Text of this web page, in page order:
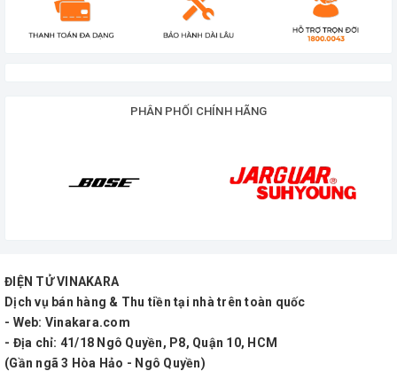
PHÂN PHỐI CHÍNH HÃNG
ĐIỆN TỬ VINAKARA
Dịch vụ bán hàng & Thu tiền tại nhà trên toàn quốc
- Web: Vinakara.com
- Địa chỉ: 41/18 Ngô Quyền, P8, Quận 10, HCM
(Gần ngã 3 Hòa Hảo - Ngô Quyền)